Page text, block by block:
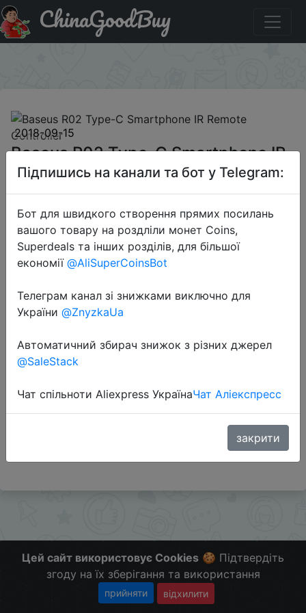
Знижка на Baseus R02 Type-C Smartphone IR Remote
ControllerChinaGoodBuy
2018-09-15
Baseus R02 Type-C Smartphone IR
Remote Controller
$5.99
Перейти до магазину
Додаткова інформація відсутня.
Слідкуйте за знижками на мобільному, в телеграм
Цей сайт використовує Cookies 🍪 Підтвердіть
згоду на їх зберігання та використання
прийняти відхилити
Підпишись на канали та бот у Telegram:
Бот для швидкого створення прямих посилань
вашого товару на роздліли монет Coins,
Superdeals та інших розділів, для більшої
економії @AliSuperCoinsBot
Телеграм канал зі знижками виключно для
України @ZnyzkaUa
Автоматичний збирач знижок з різних джерел
@SaleStack
Чат спільноти Aliexpress УкраїнаЧат Аліекспресс
закрити